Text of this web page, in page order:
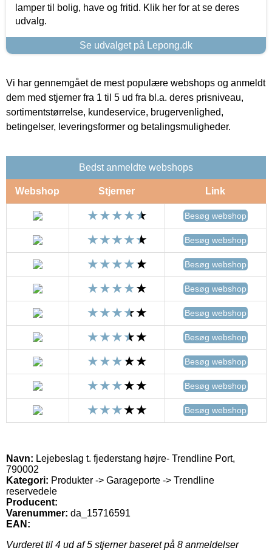
lamper til bolig, have og fritid. Klik her for at se deres
udvalg.
Se udvalget på Lepong.dk
Vi har gennemgået de mest populære webshops og anmeldt
dem med stjerner fra 1 til 5 ud fra bl.a. deres prisniveau,
sortimentstørrelse, kundeservice, brugervenlighed,
betingelser, leveringsformer og betalingsmuligheder.
Bedst anmeldte webshops
Webshop Stjerner Link
Besøg webshop
Besøg webshop
Besøg webshop
Besøg webshop
Besøg webshop
Besøg webshop
Besøg webshop
Besøg webshop
Besøg webshop
Navn: Lejebeslag t. fjederstang højre- Trendline Port,
790002
Kategori: Produkter -> Garageporte -> Trendline
reservedele
Producent:
Varenummer: da_15716591
EAN:
Vurderet til 4 ud af 5 stjerner baseret på 8 anmeldelser